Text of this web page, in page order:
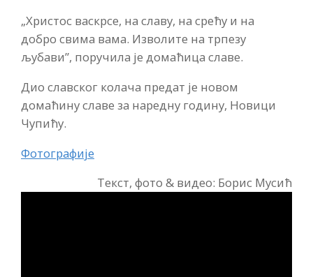
„Христос васкрсе, на славу, на срећу и на
добро свима вама. Изволите на трпезу
љубави”, поручила је домаћица славе.
Дио славског колача предат је новом
домаћину славе за наредну годину, Новици
Чупићу.
Фотографије
Текст, фото & видео: Борис Мусић